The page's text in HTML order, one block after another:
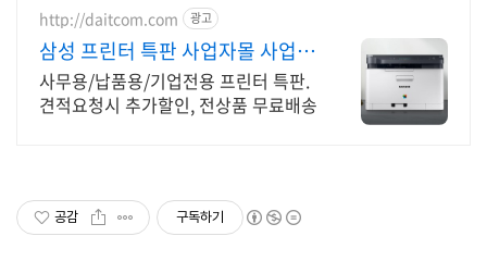
http://daitcom.com 광고
삼성 프린터 특판 사업자몰 사업
자/기업 특가판매 다잇컴
사무용/납품용/기업전용 프린터 특판.
견적요청시 추가할인, 전상품 무료배송
공감 구독하기